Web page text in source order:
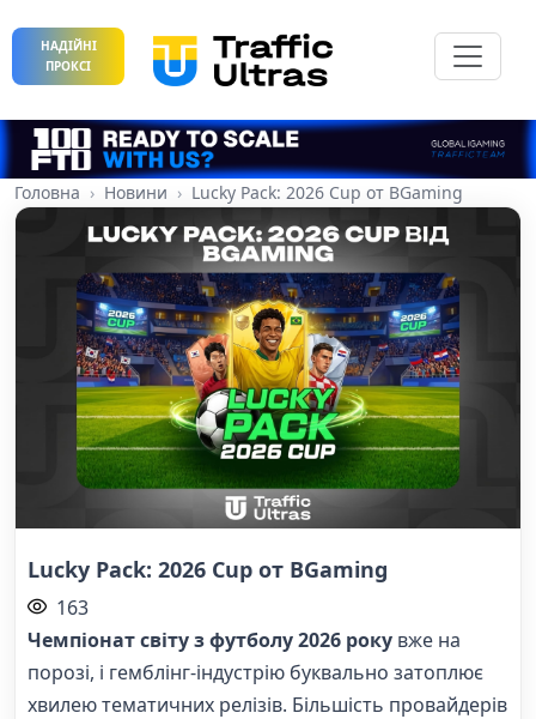
НАДІЙНІ
ПРОКСІ
Головна Новини Lucky Pack: 2026 Cup от BGaming
Lucky Pack: 2026 Cup от BGaming
163
Чемпіонат світу з футболу 2026 року вже на
порозі, і гемблінг-індустрію буквально затоплює
хвилею тематичних релізів. Більшість провайдерів